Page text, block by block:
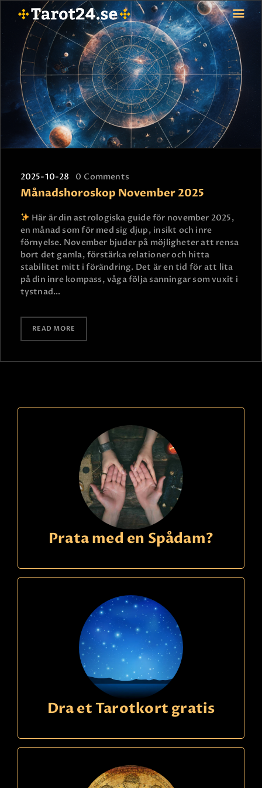
HEM
ASTROLOGI
STJÄRNTECKEN
TAROT
SPÅDAM-SIERSKA
JOBBA SOM SPÅDAM
BETALNING
FAQ
KONTAKTA OSS
2025-10-28 0 Comments
Månadshoroskop November 2025
Här är din astrologiska guide för november 2025,
en månad som för med sig djup, insikt och inre
förnyelse. November bjuder på möjligheter att rensa
bort det gamla, förstärka relationer och hitta
stabilitet mitt i förändring. Det är en tid för att lita
på din inre kompass, våga följa sanningar som vuxit i
tystnad…
READ MORE
Prata med en Spådam?
Dra et Tarotkort gratis